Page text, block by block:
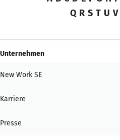
Q R S T U V
Unternehmen
New Work SE
Karriere
Presse